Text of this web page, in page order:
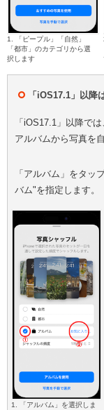
1. 「ピープル」「自然」
「都市」のカテゴリから選
択します
「iOS17.1」以降
「iOS17.1」以降で
アルバムから写真を
「アルバム」をタッ
バム"を指定します。
1. 「アルバム」を選択しま